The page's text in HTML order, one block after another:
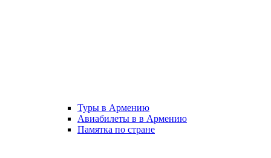
Туры в Армению
Авиабилеты в в Армению
Памятка по стране